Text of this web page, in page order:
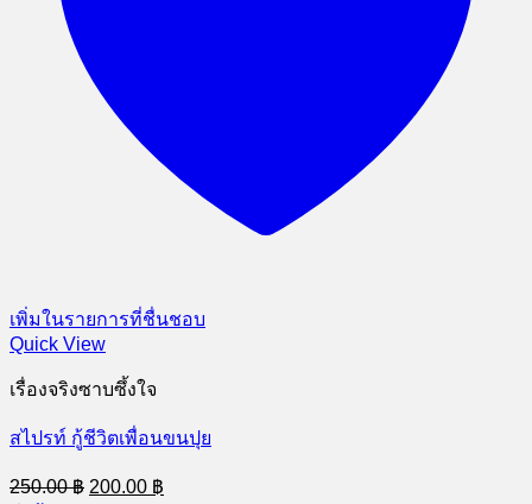
เพิ่มในรายการที่ชื่นชอบ
Quick View
เรื่องจริงซาบซึ้งใจ
สไปรท์ กู้ชีวิตเพื่อนขนปุย
250.00฿ Original
200.00 ฿